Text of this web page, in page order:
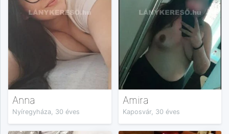
Anna
Nyíregyháza, 30 éves
Amira
Kaposvár, 30 éves